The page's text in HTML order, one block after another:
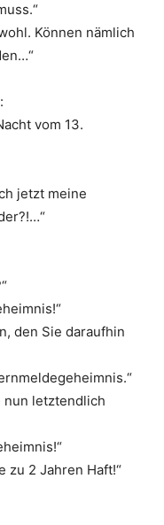
Können nämlich
vom 13.
jetzt meine
den Sie daraufhin
nun letztendlich
zu 2 Jahren Haft!“